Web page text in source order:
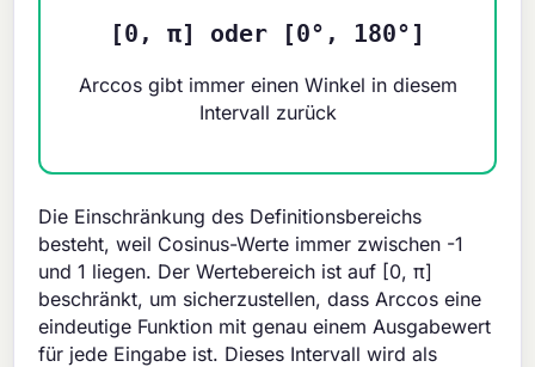
[0, π] oder [0°, 180°]
Arccos gibt immer einen Winkel in diesem
Intervall zurück
Die Einschränkung des Definitionsbereichs
besteht, weil Cosinus-Werte immer zwischen -1
und 1 liegen. Der Wertebereich ist auf [0, π]
beschränkt, um sicherzustellen, dass Arccos eine
eindeutige Funktion mit genau einem Ausgabewert
für jede Eingabe ist. Dieses Intervall wird als